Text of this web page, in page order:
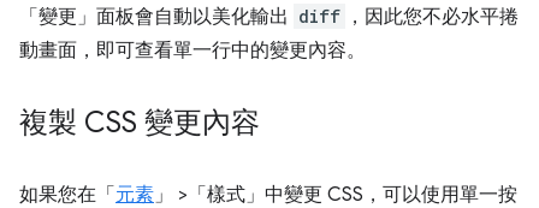
「變更」 面板會自動以美化輸出 diff ，因此您不必水平捲
動畫面，即可查看單一行中的變更內容。
複製 CSS 變更內容
如果您在「元素 」 >「樣式」 中變更 CSS，可以使用單一按